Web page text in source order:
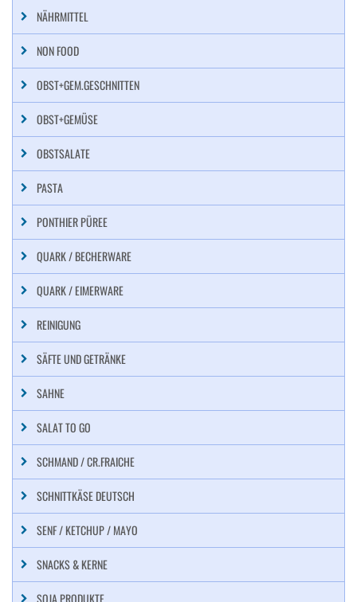
NÄHRMITTEL
NON FOOD
OBST+GEM.GESCHNITTEN
OBST+GEMÜSE
OBSTSALATE
PASTA
PONTHIER PÜREE
QUARK / BECHERWARE
QUARK / EIMERWARE
REINIGUNG
SÄFTE UND GETRÄNKE
SAHNE
SALAT TO GO
SCHMAND / CR.FRAICHE
SCHNITTKÄSE DEUTSCH
SENF / KETCHUP / MAYO
SNACKS & KERNE
SOJA PRODUKTE